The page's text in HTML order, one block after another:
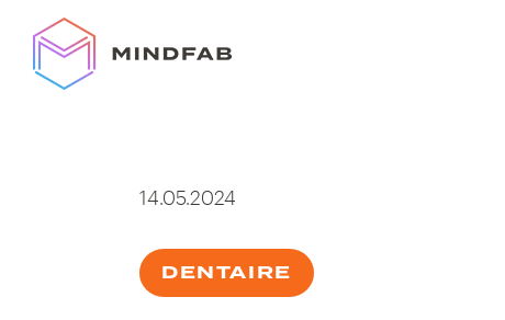
content
14.05.2024
DENTAIRE